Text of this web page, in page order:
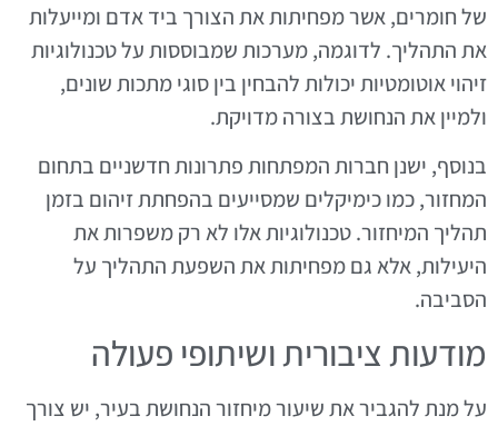
של חומרים, אשר מפחיתות את הצורך ביד אדם ומייעלות
את התהליך. לדוגמה, מערכות שמבוססות על טכנולוגיות
זיהוי אוטומטיות יכולות להבחין בין סוגי מתכות שונים,
ולמיין את הנחושת בצורה מדויקת.
בנוסף, ישנן חברות המפתחות פתרונות חדשניים בתחום
המחזור, כמו כימיקלים שמסייעים בהפחתת זיהום בזמן
תהליך המיחזור. טכנולוגיות אלו לא רק משפרות את
היעילות, אלא גם מפחיתות את השפעת התהליך על
הסביבה.
מודעות ציבורית ושיתופי פעולה
על מנת להגביר את שיעור מיחזור הנחושת בעיר, יש צורך